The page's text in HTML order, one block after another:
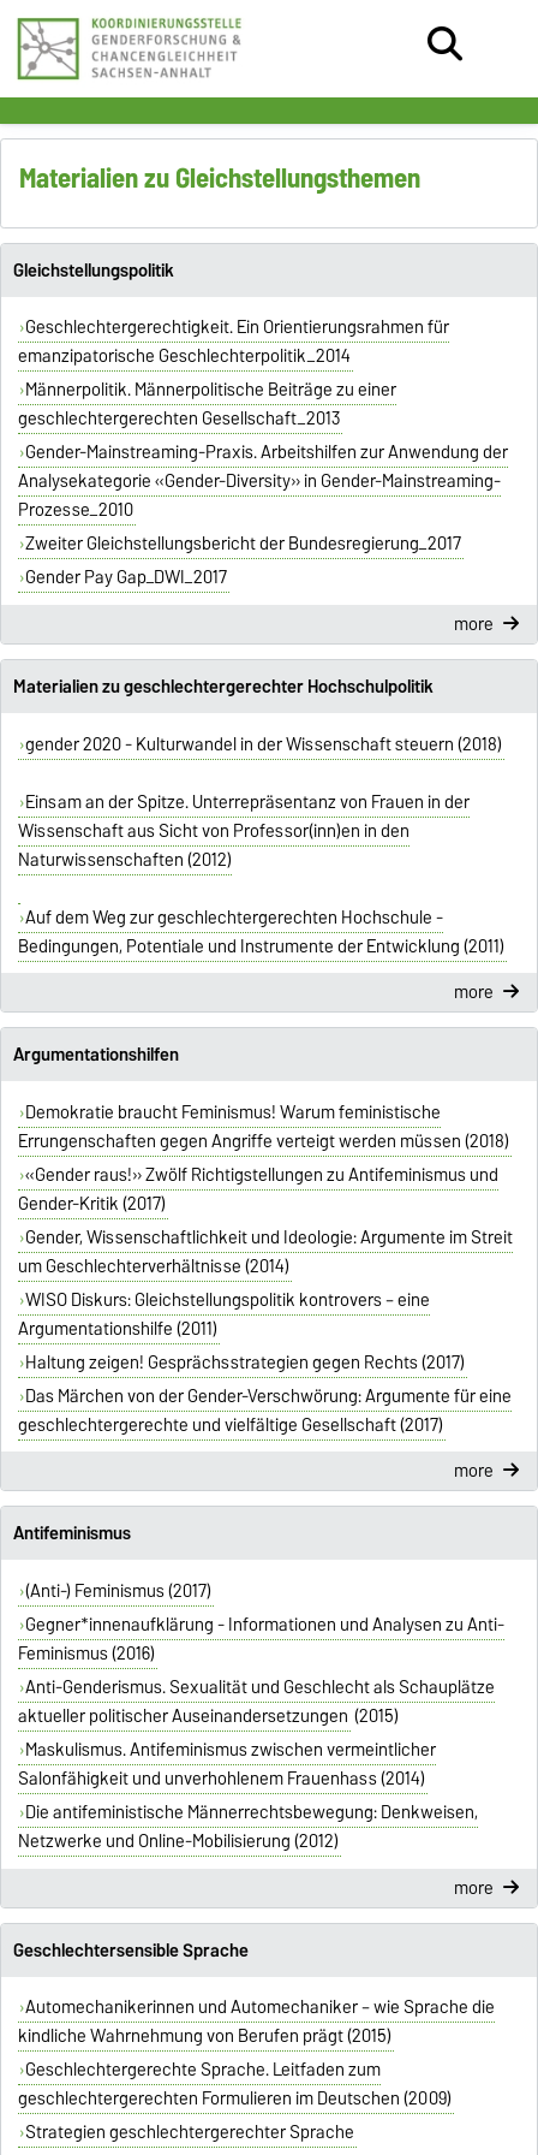
Materialien zu Gleichstellungsthemen
Gleichstellungspolitik
Geschlechtergerechtigkeit. Ein Orientierungsrahmen für
emanzipatorische Geschlechterpolitik_2014
Männerpolitik. Männerpolitische Beiträge zu einer
geschlechtergerechten Gesellschaft_2013
Gender-Mainstreaming-Praxis. Arbeitshilfen zur Anwendung der
Analysekategorie «Gender-Diversity» in Gender-Mainstreaming-
Prozesse_2010
Zweiter Gleichstellungsbericht der Bundesregierung_2017
Gender Pay Gap_DWI_2017
more
Materialien zu geschlechtergerechter Hochschulpolitik
gender 2020 - Kulturwandel in der Wissenschaft steuern (2018)
Einsam an der Spitze. Unterrepräsentanz von Frauen in der
Wissenschaft aus Sicht von Professor(inn)en in den
Naturwissenschaften (2012)
Auf dem Weg zur geschlechtergerechten Hochschule -
Bedingungen, Potentiale und Instrumente der Entwicklung (2011)
more
Argumentationshilfen
Demokratie braucht Feminismus! Warum feministische
Errungenschaften gegen Angriffe verteigt werden müssen (2018)
«Gender raus!» Zwölf Richtigstellungen zu Antifeminismus und
Gender-Kritik (2017)
Gender, Wissenschaftlichkeit und Ideologie: Argumente im Streit
um Geschlechterverhältnisse (2014)
WISO Diskurs: Gleichstellungspolitik kontrovers – eine
Argumentationshilfe (2011)
Haltung zeigen! Gesprächsstrategien gegen Rechts (2017)
Das Märchen von der Gender-Verschwörung: Argumente für eine
geschlechtergerechte und vielfältige Gesellschaft (2017)
more
Antifeminismus
(Anti-) Feminismus (2017)
Gegner*innenaufklärung - Informationen und Analysen zu Anti-
Feminismus (2016)
Anti-Genderismus. Sexualität und Geschlecht als Schauplätze
aktueller politischer Auseinandersetzungen (2015)
Maskulismus. Antifeminismus zwischen vermeintlicher
Salonfähigkeit und unverhohlenem Frauenhass (2014)
Die antifeministische Männerrechtsbewegung: Denkweisen,
Netzwerke und Online-Mobilisierung (2012)
more
Geschlechtersensible Sprache
Automechanikerinnen und Automechaniker – wie Sprache die
kindliche Wahrnehmung von Berufen prägt (2015)
Geschlechtergerechte Sprache. Leitfaden zum
geschlechtergerechten Formulieren im Deutschen (2009)
Strategien geschlechtergerechter Sprache